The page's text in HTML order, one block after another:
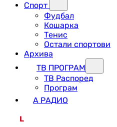
Спорт
Фудбал
Кошарка
Тенис
Остали спортови
Архива
ТВ ПРОГРАМ
ТВ Распоред
Програм
А РАДИО
L